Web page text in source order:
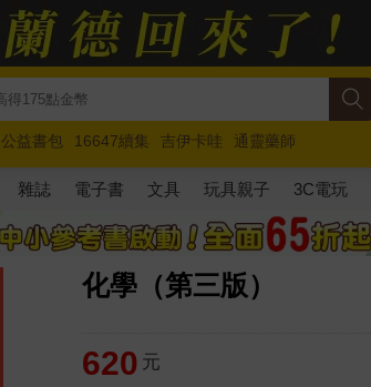
公益書包 16647續集 吉伊卡哇
通靈藥師
馬斯克 玩具總動員5 超慢跑
雜誌 電子書 文具 玩具親子 3C電玩
化學（第三版）
620 元